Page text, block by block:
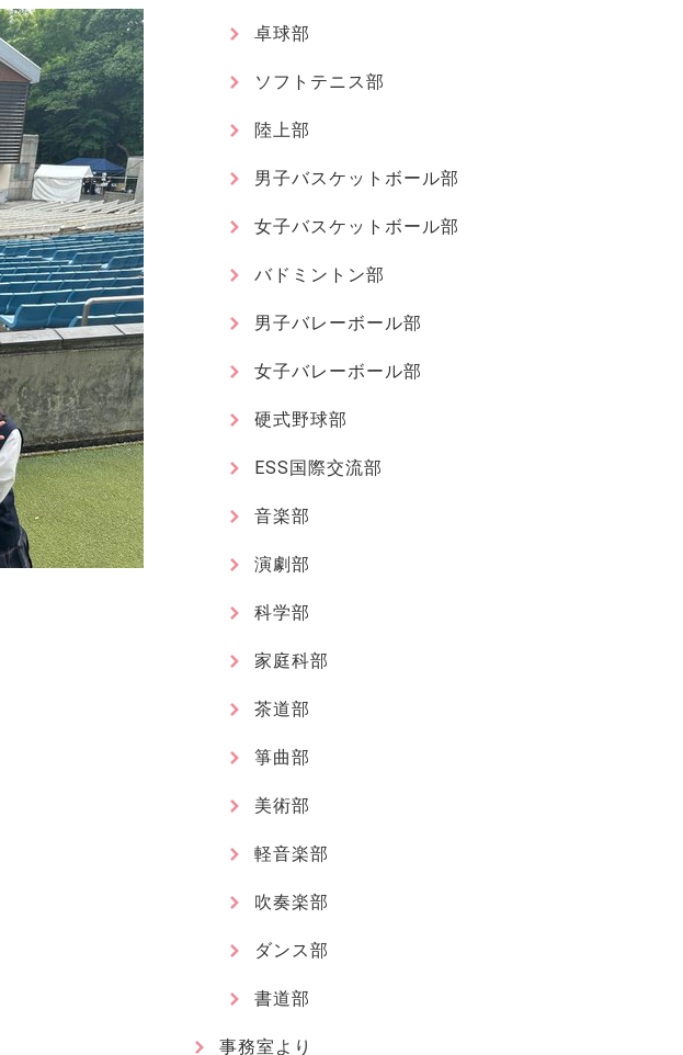
卓球部
ソフトテニス部
陸上部
男子バスケットボール部
女子バスケットボール部
バドミントン部
男子バレーボール部
女子バレーボール部
硬式野球部
ESS国際交流部
音楽部
演劇部
科学部
家庭科部
茶道部
箏曲部
美術部
軽音楽部
吹奏楽部
ダンス部
書道部
事務室より